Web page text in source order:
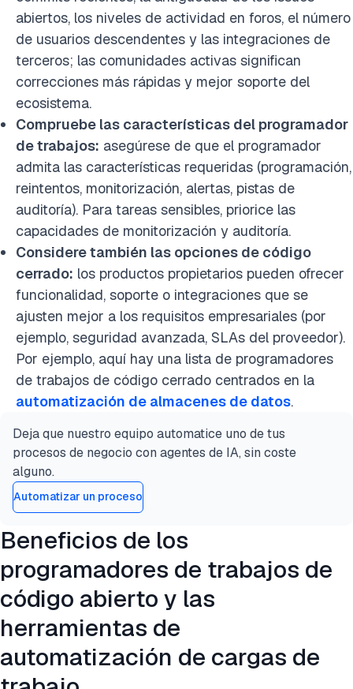
abiertos, los niveles de actividad en foros, el número
de usuarios descendentes y las integraciones de
terceros; las comunidades activas significan
correcciones más rápidas y mejor soporte del
ecosistema.
Compruebe las características del programador
de trabajos: asegúrese de que el programador
admita las características requeridas (programación,
reintentos, monitorización, alertas, pistas de
auditoría). Para tareas sensibles, priorice las
capacidades de monitorización y auditoría.
Considere también las opciones de código
cerrado: los productos propietarios pueden ofrecer
funcionalidad, soporte o integraciones que se
ajusten mejor a los requisitos empresariales (por
ejemplo, seguridad avanzada, SLAs del proveedor).
Por ejemplo, aquí hay una lista de programadores
de trabajos de código cerrado centrados en la
automatización de almacenes de datos.
Deja que nuestro equipo automatice uno de tus
procesos de negocio con agentes de IA, sin coste
alguno.
Automatizar un proceso
Beneficios de los
programadores de trabajos de
código abierto y las
herramientas de
automatización de cargas de